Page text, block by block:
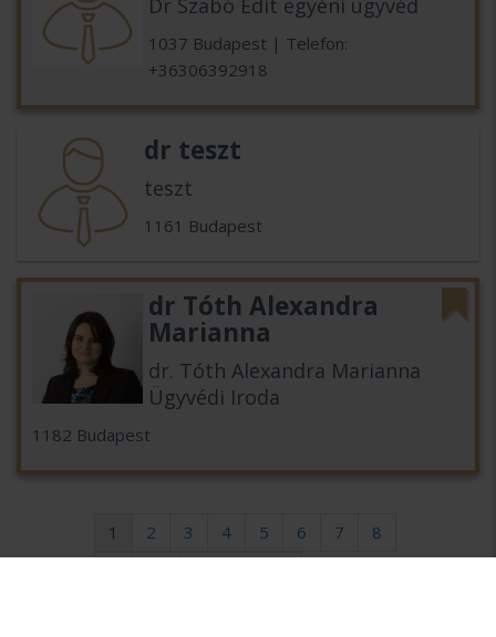
Dr Szabó Edit egyéni ügyvéd
1037 Budapest | Telefon:
+36306392918
dr teszt
teszt
1161 Budapest
dr Tóth Alexandra
Marianna
dr. Tóth Alexandra Marianna
Ügyvédi Iroda
1182 Budapest
1 2 3 4 5 6 7
8